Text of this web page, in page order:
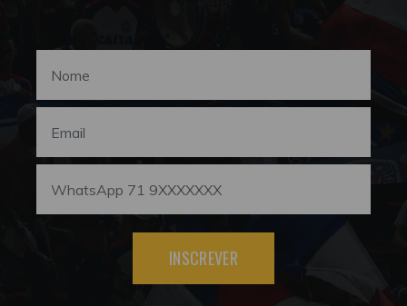
INSCREVER